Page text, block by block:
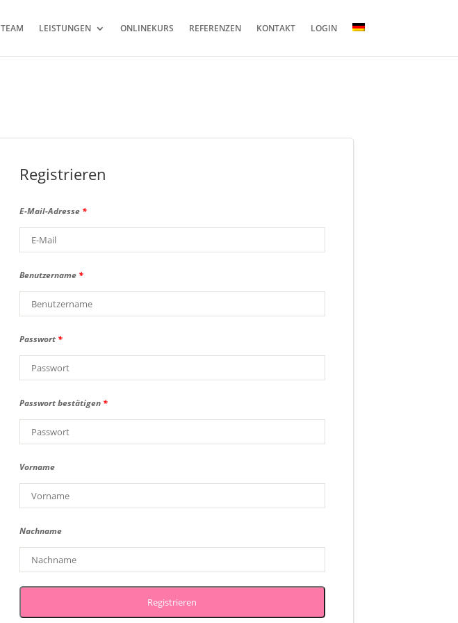
TEAM LEISTUNGEN ONLINEKURS REFERENZEN KONTAKT LOGIN
Registrieren
E-Mail-Adresse *
Benutzername *
Passwort *
Passwort bestätigen *
Vorname
Nachname
Registrieren